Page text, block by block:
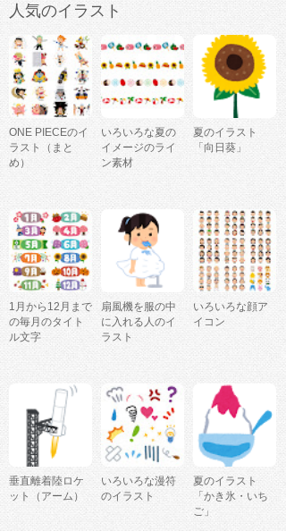
人気のイラスト
ONE PIECEのイ
ラスト（まと
め）
いろいろな夏の
イメージのライ
ン素材
夏のイラスト
「向日葵」
1月から12月まで
の毎月のタイト
ル文字
扇風機を服の中
に入れる人のイ
ラスト
いろいろな顔ア
イコン
垂直離着陸ロケ
ット（アーム）
いろいろな漫符
のイラスト
夏のイラスト
「かき氷・いち
ご」